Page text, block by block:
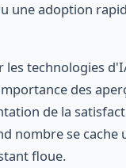
une adoption
technologies
des
de la
nombre se cache
floue.